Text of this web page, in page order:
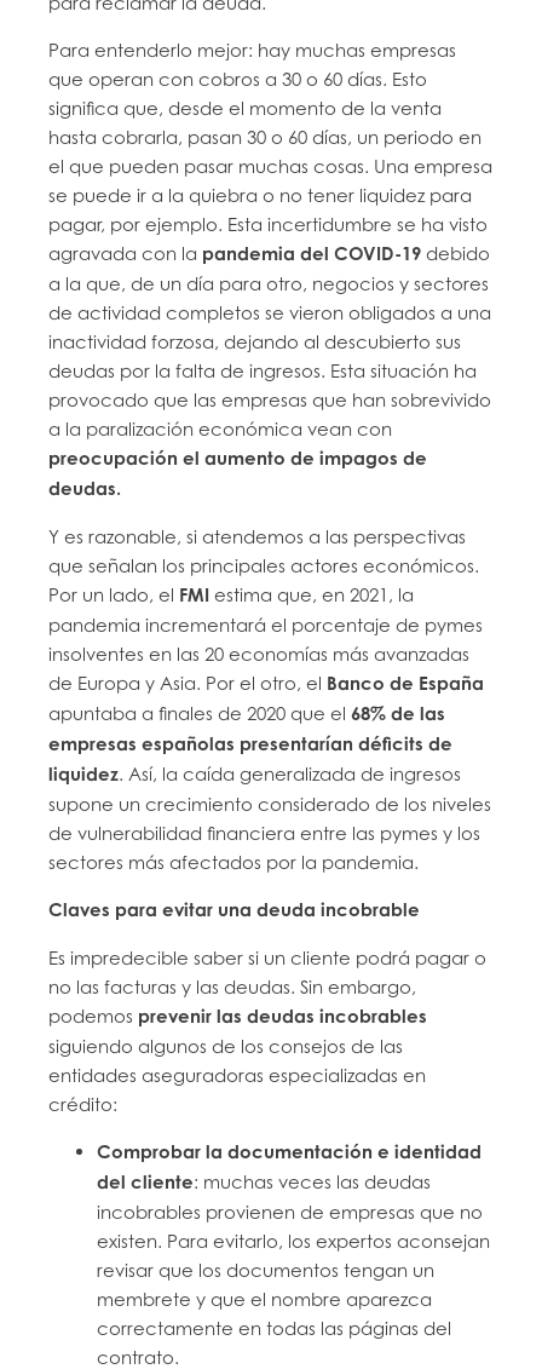
Para entenderlo mejor: hay muchas empresas
que operan con cobros a 30 o 60 días. Esto
significa que, desde el momento de la venta
hasta cobrarla, pasan 30 o 60 días, un periodo en
el que pueden pasar muchas cosas. Una empresa
se puede ir a la quiebra o no tener liquidez para
pagar, por ejemplo. Esta incertidumbre se ha visto
agravada con la pandemia del COVID-19 debido
a la que, de un día para otro, negocios y sectores
de actividad completos se vieron obligados a una
inactividad forzosa, dejando al descubierto sus
deudas por la falta de ingresos. Esta situación ha
provocado que las empresas que han sobrevivido
a la paralización económica vean con
preocupación el aumento de impagos de
deudas.
Y es razonable, si atendemos a las perspectivas
que señalan los principales actores económicos.
Por un lado, el FMI estima que, en 2021, la
pandemia incrementará el porcentaje de pymes
insolventes en las 20 economías más avanzadas
de Europa y Asia. Por el otro, el Banco de España
apuntaba a finales de 2020 que el68% de las
empresas españolas presentarían déficits de
liquidez. Así, la caída generalizada de ingresos
supone un crecimiento considerado de los niveles
de vulnerabilidad financiera entre las pymes y los
sectores más afectados por la pandemia.
Claves para evitar una deuda incobrable
Es impredecible saber si un cliente podrá pagar o
no las facturas y las deudas. Sin embargo,
podemos prevenir las deudas incobrables
siguiendo algunos de los consejos de las
entidades aseguradoras especializadas en
crédito:
Comprobar la documentación e identidad
del cliente: muchas veces las deudas
incobrables provienen de empresas que no
existen. Para evitarlo, los expertos aconsejan
revisar que los documentos tengan un
membrete y que el nombre aparezca
correctamente en todas las páginas del
contrato.